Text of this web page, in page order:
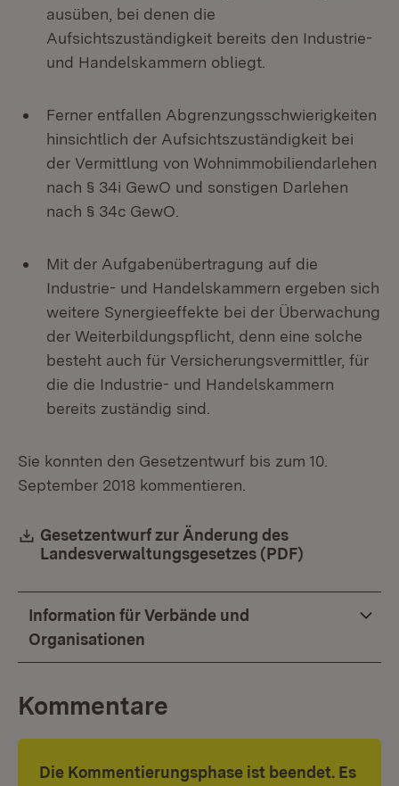
ausüben, bei denen die
Aufsichtszuständigkeit bereits den Industrie-
und Handelskammern obliegt.
Ferner entfallen Abgrenzungsschwierigkeiten
hinsichtlich der Aufsichtszuständigkeit bei
der Vermittlung von Wohnimmobiliendarlehen
nach § 34i GewO und sonstigen Darlehen
nach § 34c GewO.
Mit der Aufgabenübertragung auf die
Industrie- und Handelskammern ergeben sich
weitere Synergieeffekte bei der Überwachung
der Weiterbildungspflicht, denn eine solche
besteht auch für Versicherungsvermittler, für
die die Industrie- und Handelskammern
bereits zuständig sind.
Sie konnten den Gesetzentwurf bis zum 10.
September 2018 kommentieren.
Download:
Gesetzentwurf zur Änderung des
Landesverwaltungsgesetzes (PDF)
Information für Verbände und
Organisationen
Kommentare
Die Kommentierungsphase ist beendet. Es